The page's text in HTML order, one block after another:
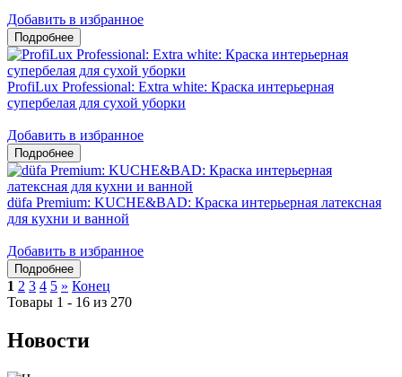
Добавить в избранное
ProfiLux Professional: Extra white: Краска интерьерная
супербелая для сухой уборки
Добавить в избранное
düfa Premium: KUCHE&BAD: Краска интерьерная латексная
для кухни и ванной
Добавить в избранное
1 2 3 4 5 » Конец
Товары 1 - 16 из 270
Новости